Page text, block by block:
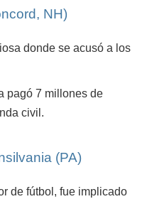
NH)
donde se acusó a los
pagó 7 millones de
civil.
(PA)
de fútbol, fue implicado